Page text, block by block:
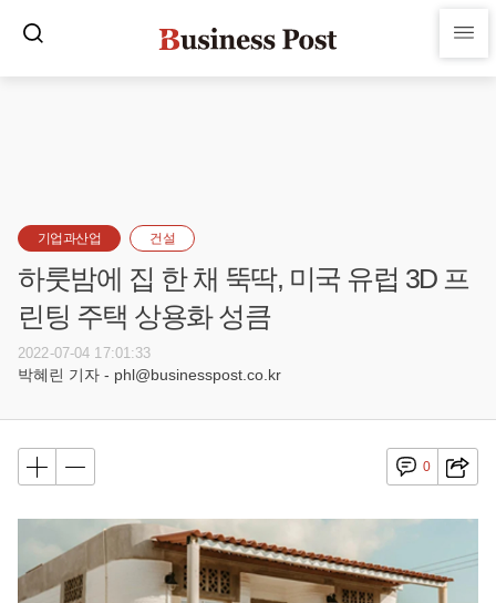
기업과산업 건설
하룻밤에 집 한 채 뚝딱, 미국 유럽 3D 프
린팅 주택 상용화 성큼
2022-07-04 17:01:33
박혜린 기자 - phl@businesspost.co.kr
0